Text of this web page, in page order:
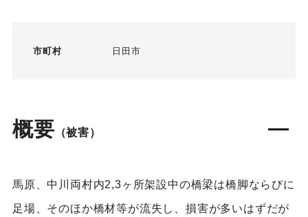
市町村 日田市
概要 （被害）
馬原、中川両村内2,3ヶ所架設中の橋梁は橋脚ならびに
足場、そのほか橋材等が流失し、損害が多いはずだが